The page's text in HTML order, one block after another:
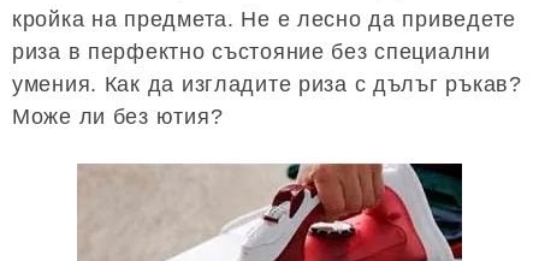
кройка на предмета. Не е лесно да приведете
риза в перфектно състояние без специални
умения. Как да изгладите риза с дълъг ръкав?
Може ли без ютия?